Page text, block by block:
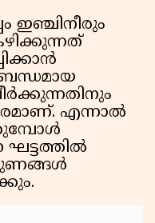
ഇഞ്ചിനീരും
എന്നാൽ